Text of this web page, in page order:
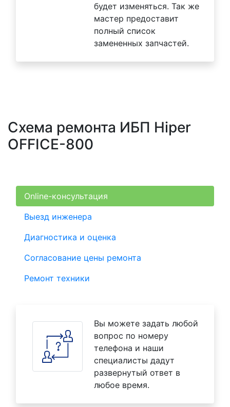
будет изменяться. Так же
мастер предоставит
полный список
замененных запчастей.
Схема ремонта ИБП Hiper
OFFICE-800
Online-консультация
Выезд инженера
Диагностика и оценка
Согласование цены ремонта
Ремонт техники
Вы можете задать любой
вопрос по номеру
телефона и наши
специалисты дадут
развернутый ответ в
любое время.